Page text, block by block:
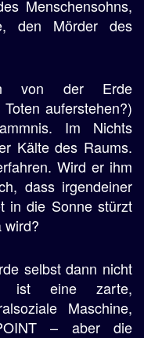
Menschensohns,
den Mörder des
von der Erde
auferstehen?)
Im Nichts
Kälte des Raums.
Wird er ihm
dass irgendeiner
in die Sonne stürzt
wird?
selbst dann nicht
ist eine zarte,
Maschine,
– aber die